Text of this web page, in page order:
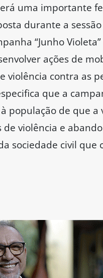
uma importante
durante a
“Junho
ações de
violência contra as
que a
população de que
de violência e
sociedade civil que